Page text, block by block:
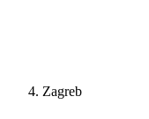
Zagreb